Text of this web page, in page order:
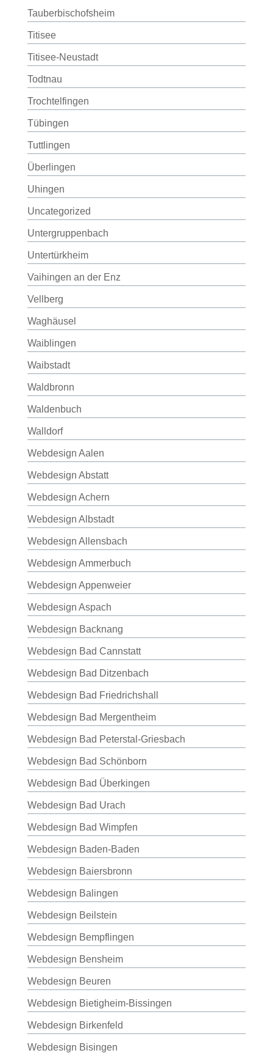
Tauberbischofsheim
Titisee
Titisee-Neustadt
Todtnau
Trochtelfingen
Tübingen
Tuttlingen
Überlingen
Uhingen
Uncategorized
Untergruppenbach
Untertürkheim
Vaihingen an der Enz
Vellberg
Waghäusel
Waiblingen
Waibstadt
Waldbronn
Waldenbuch
Walldorf
Webdesign Aalen
Webdesign Abstatt
Webdesign Achern
Webdesign Albstadt
Webdesign Allensbach
Webdesign Ammerbuch
Webdesign Appenweier
Webdesign Aspach
Webdesign Backnang
Webdesign Bad Cannstatt
Webdesign Bad Ditzenbach
Webdesign Bad Friedrichshall
Webdesign Bad Mergentheim
Webdesign Bad Peterstal-Griesbach
Webdesign Bad Schönborn
Webdesign Bad Überkingen
Webdesign Bad Urach
Webdesign Bad Wimpfen
Webdesign Baden-Baden
Webdesign Baiersbronn
Webdesign Balingen
Webdesign Beilstein
Webdesign Bempflingen
Webdesign Bensheim
Webdesign Beuren
Webdesign Bietigheim-Bissingen
Webdesign Birkenfeld
Webdesign Bisingen